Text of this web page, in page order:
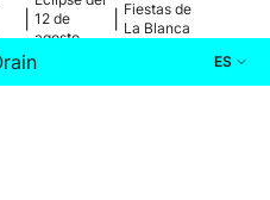
12 de
agosto
Fiestas de
La Blanca
ES